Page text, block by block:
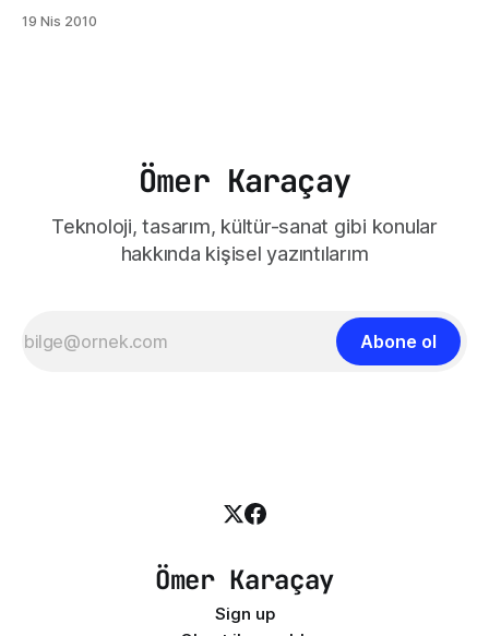
olması için oy kullanırken TC.Kimlik numarası gerekiyor. 30
19 Nis 2010
Ömer Karaçay
Teknoloji, tasarım, kültür-sanat gibi konular
hakkında kişisel yazıntılarım
Abone ol
Ömer Karaçay
Sign up